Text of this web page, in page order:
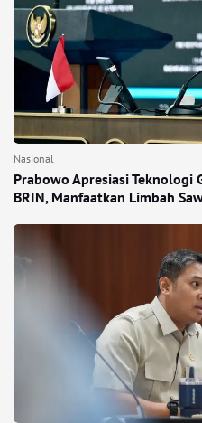
Nasional
Prabowo Apresiasi Teknologi
BRIN, Manfaatkan Limbah